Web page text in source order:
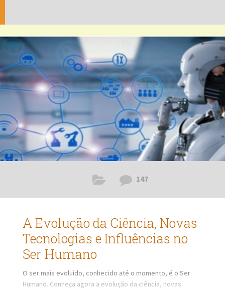
147
A Evolução da Ciência, Novas
Tecnologias e Influências no
Ser Humano
O ser mais evoluído, conhecido até o momento, é o Ser
Humano. Conheça agora a evolução da ciência, novas